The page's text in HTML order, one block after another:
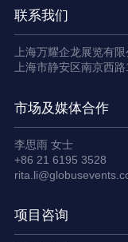
联系我们
上海万耀企龙展览有限
上海市静安区南京西
市场及媒体合作
李思雨 女士
+86 21 6195 3528
项目咨询